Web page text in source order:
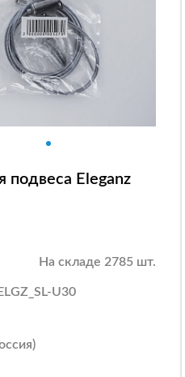
подвеса Eleganz
На складе 2785 шт.
U30